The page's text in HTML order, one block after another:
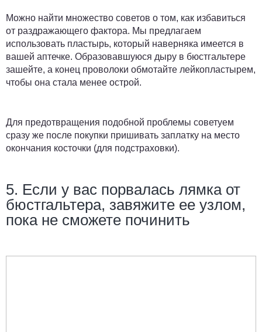
Можно найти множество советов о том, как избавиться
от раздражающего фактора. Мы предлагаем
использовать пластырь, который наверняка имеется в
вашей аптечке. Образовавшуюся дыру в бюстгальтере
зашейте, а конец проволоки обмотайте лейкопластырем,
чтобы она стала менее острой.
Для предотвращения подобной проблемы советуем
сразу же после покупки пришивать заплатку на место
окончания косточки (для подстраховки).
5. Если у вас порвалась лямка от
бюстгальтера, завяжите ее узлом,
пока не сможете починить